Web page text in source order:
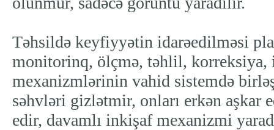
Təhsildə keyfiyyətin idarəedilməsi
monitorinq, ölçmə, təhlil, korreksiya,
mexanizmlərinin vahid sistemdə
səhvləri gizlətmir, onları erkən aşkar
edir, davamlı inkişaf mexanizmi